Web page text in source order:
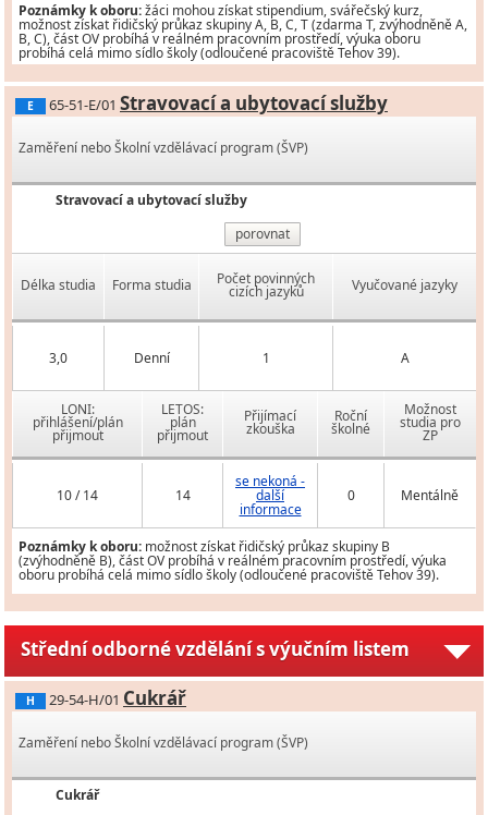
Poznámky k oboru:žáci mohou získat stipendium, svářečský kurz,
možnost získat řidičský průkaz skupiny A, B, C, T (zdarma T, zvýhodněně A,
B, C), část OV probíhá v reálném pracovním prostředí, výuka oboru
probíhá celá mimo sídlo školy (odloučené pracoviště Tehov 39).
E 65-51-E/01 Stravovací a ubytovací služby
Zaměření nebo Školní vzdělávací program (ŠVP)
Stravovací a ubytovací služby
porovnat
Délka studia Forma studia Počet povinných
cizích jazyků Vyučované jazyky
3,0 Denní 1 A
LONI:
přihlášení/plán
přijmout
LETOS:
plán
přijmout
Přijímací
zkouška
Roční
školné
Možnost
studia pro
ZP
10 / 14 14
se nekoná -
další
informace
0 Mentálně
Poznámky k oboru: možnost získat řidičský průkaz skupiny B
(zvýhodněně B), část OV probíhá v reálném pracovním prostředí, výuka
oboru probíhá celá mimo sídlo školy (odloučené pracoviště Tehov 39).
Střední odborné vzdělání s výučním listem
H 29-54-H/01 Cukrář
Zaměření nebo Školní vzdělávací program (ŠVP)
Cukrář